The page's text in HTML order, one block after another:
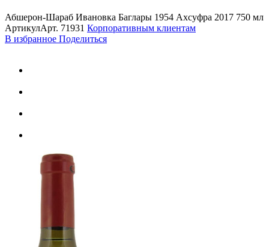
Абшерон-Шараб Ивановка Баглары 1954 Ахсуфра 2017 750 мл
АртикулАрт. 71931 Корпоративным клиентам
В избранное Поделиться